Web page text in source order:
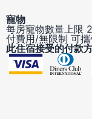
寵物
每房寵物數量上限 2
付費用/無限制 可
此住宿接受的付款